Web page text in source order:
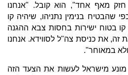
חזק מאף אחד", הוא קובל. "אנחנו
שהבטיח בנימין נתניהו, שיהיה קו
קו בטוח ישירות בחסות צבא ההגנה
זה, את כניסת צה"ל לסווידא. אנחנו
במאוחר".
מישראל לעשות את הצעד הזה